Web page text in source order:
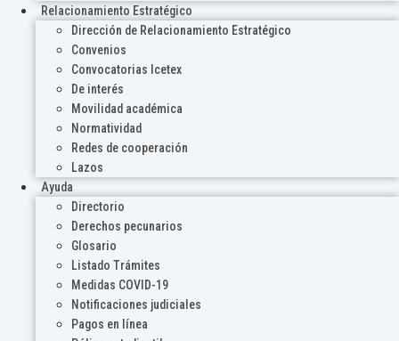
Relacionamiento Estratégico
Dirección de Relacionamiento Estratégico
Convenios
Convocatorias Icetex
De interés
Movilidad académica
Normatividad
Redes de cooperación
Lazos
Ayuda
Directorio
Derechos pecunarios
Glosario
Listado Trámites
Medidas COVID-19
Notificaciones judiciales
Pagos en línea